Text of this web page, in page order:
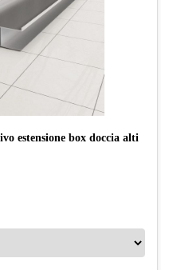
estensione box doccia alti